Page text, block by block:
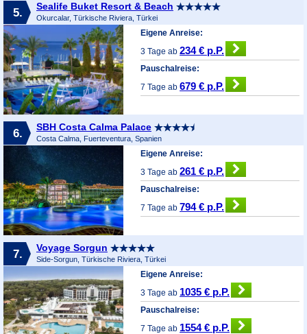
5. Sealife Buket Resort & Beach
Okurcalar, Türkische Riviera, Türkei
Eigene Anreise:
3 Tage ab234 € p.P.
Pauschalreise:
7 Tage ab679 € p.P.
6. SBH Costa Calma Palace
Costa Calma, Fuerteventura, Spanien
Eigene Anreise:
3 Tage ab261 € p.P.
Pauschalreise:
7 Tage ab 794 € p.P.
7. Voyage Sorgun
Side-Sorgun, Türkische Riviera, Türkei
Eigene Anreise:
3 Tage ab 1035 € p.P.
Pauschalreise:
7 Tage ab 1554 € p.P.